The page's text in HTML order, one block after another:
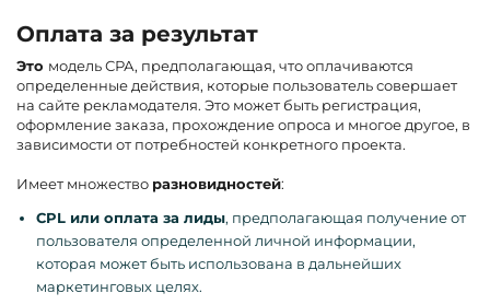
Оплата за результат
Это модель СРА, предполагающая, что оплачиваются
определенные действия, которые пользователь совершает
на сайте рекламодателя. Это может быть регистрация,
оформление заказа, прохождение опроса и многое другое, в
зависимости от потребностей конкретного проекта.
Имеет множество разновидностей:
CPL или оплата за лиды, предполагающая получение от
пользователя определенной личной информации,
которая может быть использована в дальнейших
маркетинговых целях.